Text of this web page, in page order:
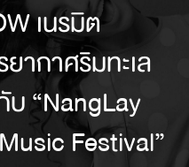
เนรมิต
ากาศริมทะเล
“NangLay
Festival”